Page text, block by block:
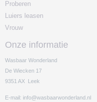
Proberen
Luiers leasen
Vrouw
Onze informatie
Wasbaar Wonderland
De Wiecken 17
9351 AX Leek
E-mail: info@wasbaarwonderland.nl